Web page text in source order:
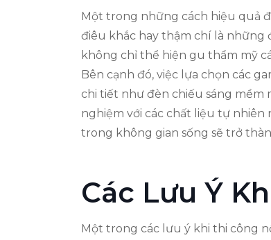
Một trong những cách hiệu quả
điêu khắc hay thậm chí là những
không chỉ thể hiện gu thẩm mỹ
Bên cạnh đó, việc lựa chọn các
chi tiết như đèn chiếu sáng mềm
nghiệm với các chất liệu tự nhiên
trong không gian sống sẽ trở
Các Lưu Ý
Một trong các lưu ý khi thi công